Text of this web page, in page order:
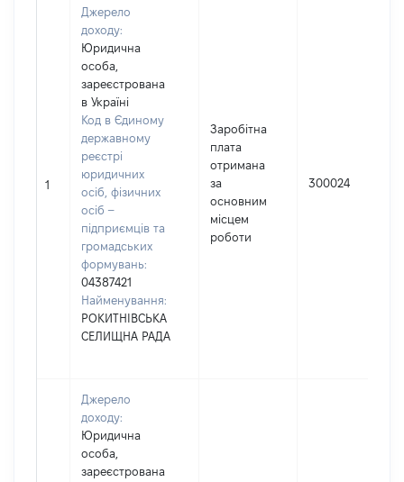
1
Джерело
доходу:
Юридична
особа,
зареєстрована
в Україні
Код в Єдиному
державному
реєстрі
юридичних
осіб, фізичних
осіб –
підприємців та
громадських
формувань:
04387421
Найменування:
РОКИТНІВСЬКА
СЕЛИЩНА РАДА
Заробітна
плата
отримана
за
основним
місцем
роботи
300024
Джерело
доходу:
Юридична
особа,
зареєстрована